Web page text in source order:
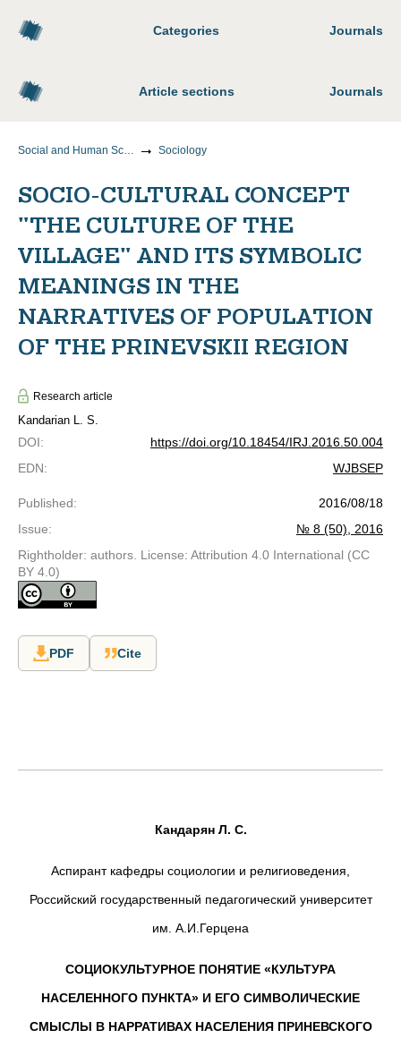
Categories Journals
Article sections Journals
Social and Human Sciences Sociology
SOCIO-CULTURAL CONCEPT
"THE CULTURE OF THE
VILLAGE" AND ITS SYMBOLIC
MEANINGS IN THE
NARRATIVES OF POPULATION
OF THE PRINEVSKII REGION
Research article
Kandarian L. S.
DOI:
https://doi.org/10.18454/IRJ.2016.50.004
EDN: WJBSEP
Published:
2016/08/18
Issue:
№ 8 (50), 2016
Rightholder: authors. License: Attribution 4.0 International (CC
BY 4.0)
PDF Cite
Кандарян Л. С.
Аспирант кафедры социологии и религиоведения,
Российский государственный педагогический университет
им. А.И.Герцена
СОЦИОКУЛЬТУРНОЕ ПОНЯТИЕ «КУЛЬТУРА
НАСЕЛЕННОГО ПУНКТА» И ЕГО СИМВОЛИЧЕСКИЕ
СМЫСЛЫ В НАРРАТИВАХ НАСЕЛЕНИЯ ПРИНЕВСКОГО